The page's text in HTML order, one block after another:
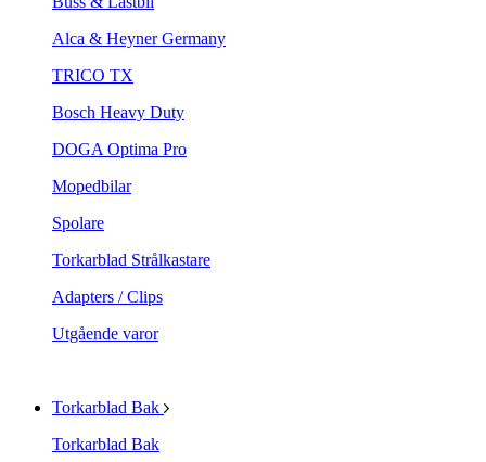
Alca & Heyner Germany
TRICO TX
Bosch Heavy Duty
DOGA Optima Pro
Mopedbilar
Spolare
Torkarblad Strålkastare
Adapters / Clips
Utgående varor
Torkarblad Bak
Torkarblad Bak